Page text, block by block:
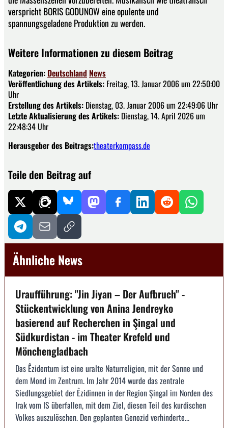
verspricht BORIS GODUNOW eine opulente und
spannungsgeladene Produktion zu werden.
Weitere Informationen zu diesem Beitrag
Kategorien: Deutschland News
Veröffentlichung des Artikels: Freitag, 13. Januar 2006 um 22:50:00
Uhr
Erstellung des Artikels: Dienstag, 03. Januar 2006 um 22:49:06 Uhr
Letzte Aktualisierung des Artikels: Dienstag, 14. April 2026 um
22:48:34 Uhr
Herausgeber des Beitrags:theaterkompass.de
Teile den Beitrag auf
Ähnliche News
Uraufführung: "Jin Jiyan – Der Aufbruch" -
Stückentwicklung von Anina Jendreyko
basierend auf Recherchen in Şingal und
Südkurdistan - im Theater Krefeld und
Mönchengladbach
Das Êzidentum ist eine uralte Naturreligion, mit der Sonne und
dem Mond im Zentrum. Im Jahr 2014 wurde das zentrale
Siedlungsgebiet der Êzidinnen in der Region Şingal im Norden des
Irak vom IS überfallen, mit dem Ziel, diesen Teil des kurdischen
Volkes auszulöschen. Den geplanten Genozid verhinderte...